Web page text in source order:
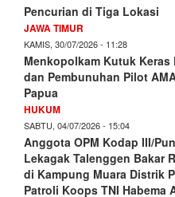
Pencurian di Tiga Lokasi
JAWA TIMUR
KAMIS, 30/07/2026 - 11:28
Menkopolkam Kutuk Keras
dan Pembunuhan Pilot
Papua
HUKUM
SABTU, 04/07/2026 - 15:04
Anggota OPM Kodap III/
Lekagak Talenggen Bakar
di Kampung Muara Distrik
Patroli Koops TNI Habema